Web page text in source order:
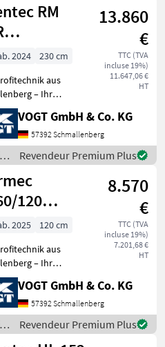
Filtres
RM
für
13.860
€
TTC (TVA
incluse 19%)
11.647,06 €
HT
2024
230 cm
aus
– Ihr
Anbieter für
=
VOGT-Standorte +
in
VOGT GmbH & Co. KG
57392 Schmallenberg
/
Revendeur Premium Plus
120
8.570
€
TTC (TVA
incluse 19%)
7.201,68 €
HT
2025
120 cm
aus
– Ihr
Anbieter für
=
VOGT-Standorte +
in
VOGT GmbH & Co. KG
57392 Schmallenberg
Revendeur Premium Plus